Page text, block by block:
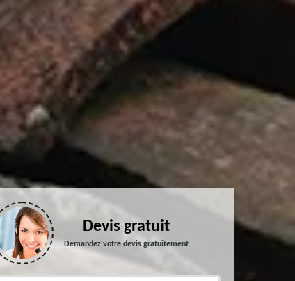
Devis gratuit
Demandez votre devis gratuitement